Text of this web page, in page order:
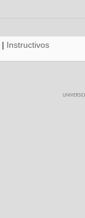
| Instructivos